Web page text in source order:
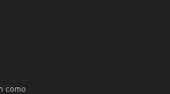
como